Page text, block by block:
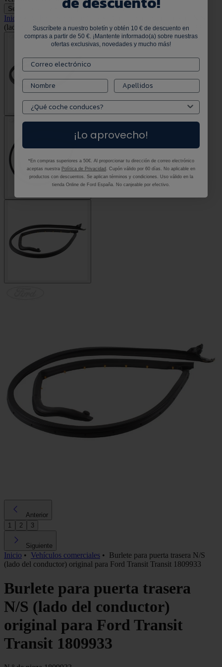
Selecciona tu vehículo Selecciona tu vehículo
Inicio
(lado del conductor) original para Ford Transit Transit 1809933
Anterior
1
2 3
Siguiente
Inicio • Vehículos comerciales • Burlete para puerta trasera N/S
(lado del conductor) original para Ford Transit Transit 1809933
Burlete para puerta trasera
N/S (lado del conductor)
original para Ford Transit
Transit 1809933
Suscríbete a nuestro boletín y obtén 10 € de descuento en
compras a partir de 50 €. ¡Mantente informado(a) sobre nuestras
ofertas exclusivas, novedades y mucho más!
¡Lo aprovecho!
*En compras superiores a 50€. Al proporcionar tu dirección de correo electrónico
aceptas nuestra Política de Privacidad . Cupón válido por 60 días. No aplicable en
productos con descuentos. Se aplican términos y condiciones. Uso válido en la
tienda Online de Ford España. No canjeable por efectivo.